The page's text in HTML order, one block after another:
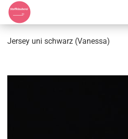
Jersey uni schwarz (Vanessa)